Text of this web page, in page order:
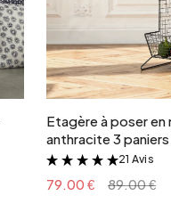
Etagère à poser en
anthracite 3
&
21 Avis
79.00 € 89.00 €